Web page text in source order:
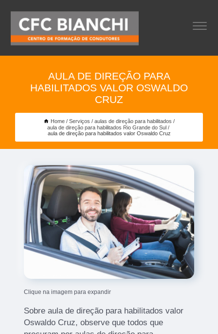
AULA DE DIREÇÃO PARA
HABILITADOS VALOR OSWALDO
CRUZ
Home Serviços
aulas de direção para habilitados
aula de direção para habilitados Rio Grande do Sul
aula de direção para habilitados valor Oswaldo Cruz
Clique na imagem para expandir
Sobre aula de direção para habilitados valor
Oswaldo Cruz, observe que todos que